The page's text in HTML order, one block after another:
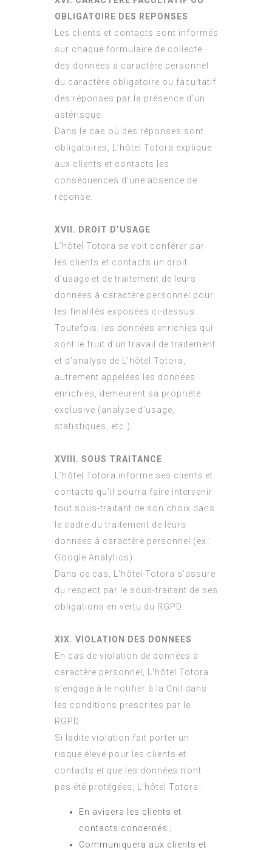
OBLIGATOIRE DES REPONSES
Les clients et contacts sont informés
sur chaque formulaire de collecte
des données à caractère personnel
du caractère obligatoire ou facultatif
des réponses par la présence d’un
astérisque.
Dans le cas où des réponses sont
obligatoires, L’hôtel Totora explique
aux clients et contacts les
conséquences d’une absence de
réponse.
XVII. DROIT D’USAGE
L’hôtel Totora se voit conférer par
les clients et contacts un droit
d’usage et de traitement de leurs
données à caractère personnel pour
les finalités exposées ci-dessus.
Toutefois, les données enrichies qui
sont le fruit d’un travail de traitement
et d’analyse de L’hôtel Totora,
autrement appelées les données
enrichies, demeurent sa propriété
exclusive (analyse d’usage,
statistiques, etc.).
XVIII. SOUS TRAITANCE
L’hôtel Totora informe ses clients et
contacts qu’il pourra faire intervenir
tout sous-traitant de son choix dans
le cadre du traitement de leurs
données à caractère personnel (ex :
Google Analytics).
Dans ce cas, L’hôtel Totora s’assure
du respect par le sous-traitant de ses
obligations en vertu du RGPD.
XIX. VIOLATION DES DONNEES
En cas de violation de données à
caractère personnel, L’hôtel Totora
s’engage à le notifier à la Cnil dans
les conditions prescrites par le
RGPD.
Si ladite violation fait porter un
risque élevé pour les clients et
contacts et que les données n’ont
pas été protégées, L’hôtel Totora :
En avisera les clients et
contacts concernés ;
Communiquera aux clients et